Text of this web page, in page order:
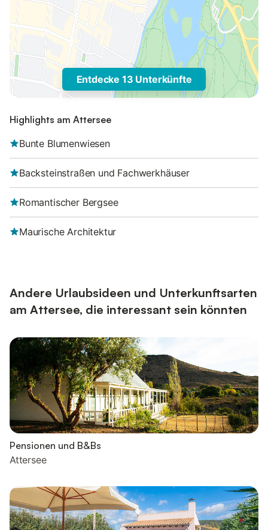
Entdecke 13 Unterkünfte
Highlights am Attersee
Bunte Blumenwiesen
Backsteinstraßen und Fachwerkhäuser
Romantischer Bergsee
Maurische Architektur
Andere Urlaubsideen und Unterkunftsarten
am Attersee, die interessant sein könnten
Pensionen und B&Bs
Attersee